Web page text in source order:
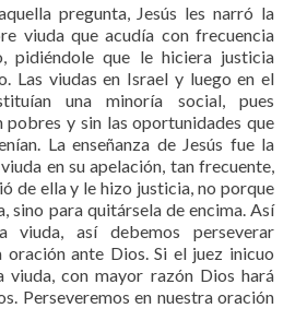
pregunta, Jesús les narró la
viuda que acudía con frecuencia
pidiéndole que le hiciera justicia
Las viudas en Israel y luego en el
una minoría social, pues
pobres y sin las oportunidades que
La enseñanza de Jesús fue la
en su apelación, tan frecuente,
de ella y le hizo justicia, no porque
sino para quitársela de encima. Así
viuda, así debemos perseverar
oración ante Dios. Si el juez inicuo
con mayor razón Dios hará
Perseveremos en nuestra oración